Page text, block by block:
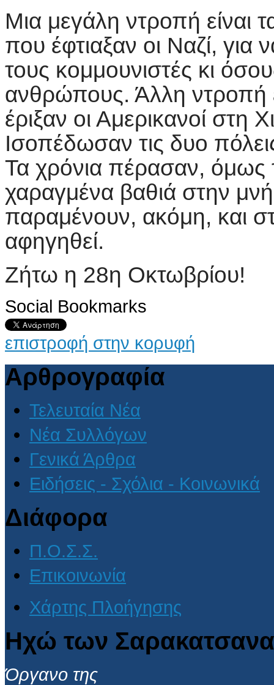
Μια μεγάλη ντροπή είναι
που έφτιαξαν οι Ναζί,
τους κομμουνιστές κι
ανθρώπους. Άλλη ντροπή
έριξαν οι Αμερικανοί στη
Ισοπέδωσαν τις δυο
Τα χρόνια πέρασαν, όμως
χαραγμένα βαθιά στην
παραμένουν, ακόμη, και
αφηγηθεί.
Ζήτω η 28η Οκτωβρίου!
Social Bookmarks
επιστροφή στην κορυφή
Αρθρογραφία
Τελευταία Νέα
Νέα Συλλόγων
Γενικά Άρθρα
Ειδήσεις - Σχόλια - Κοινωνικά
Διάφορα
Π.Ο.Σ.Σ.
Επικοινωνία
Χάρτης Πλοήγησης
Ηχώ των
Όργανο της